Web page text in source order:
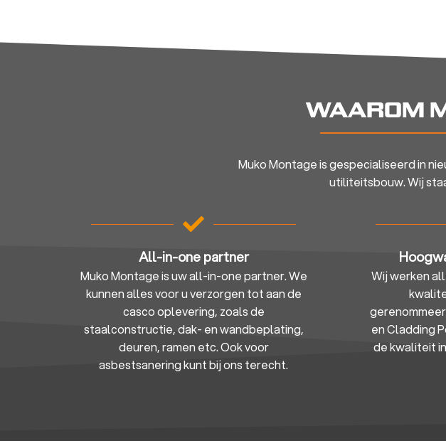
WAAROM
Muko Montage is gespecialiseerd in
utiliteitsbouw. Wij
All-in-one partner
Muko Montage is uw all-in-one partner. We
kunnen alles voor u verzorgen tot aan de
casco oplevering, zoals de
staalconstructie, dak- en wandbeplating,
deuren, ramen etc. Ook voor
asbestsanering kunt bij ons terecht.
Wij werken
en Cladding
de kwaliteit